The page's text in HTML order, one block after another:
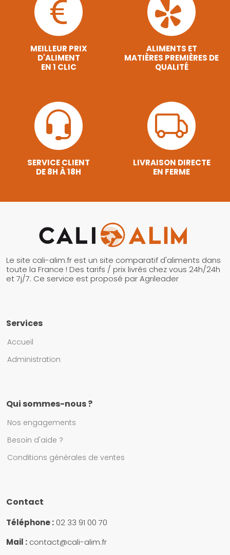
MEILLEUR PRIX
D'ALIMENT
EN 1 CLIC
ALIMENTS ET
MATIÈRES PREMIÈRES DE
QUALITÉ
SERVICE CLIENT
DE 8H À 18H
LIVRAISON DIRECTE
EN FERME
Le site cali-alim.fr est un site comparatif d'aliments dans
toute la France ! Des tarifs / prix livrés chez vous 24h/24h
et 7j/7. Ce service est proposé par Agrileader
Services
Accueil
Administration
Qui sommes-nous ?
Nos engagements
Besoin d'aide ?
Conditions générales de ventes
Contact
Téléphone : 02 33 91 00 70
Mail : contact@cali-alim.fr